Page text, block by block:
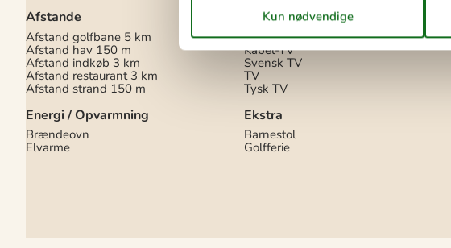
Afstande
Afstand golfbane 5 km
Afstand hav 150 m
Afstand indkøb 3 km
Afstand restaurant 3 km
Afstand strand 150 m
Energi / Opvarmning
Brændeovn
Elvarme
Dansk tv +TV2
Gratis Wi-Fi - Over 100 Mbit
Kabel-TV
Svensk TV
TV
Tysk TV
Ekstra
Barnestol
Golfferie